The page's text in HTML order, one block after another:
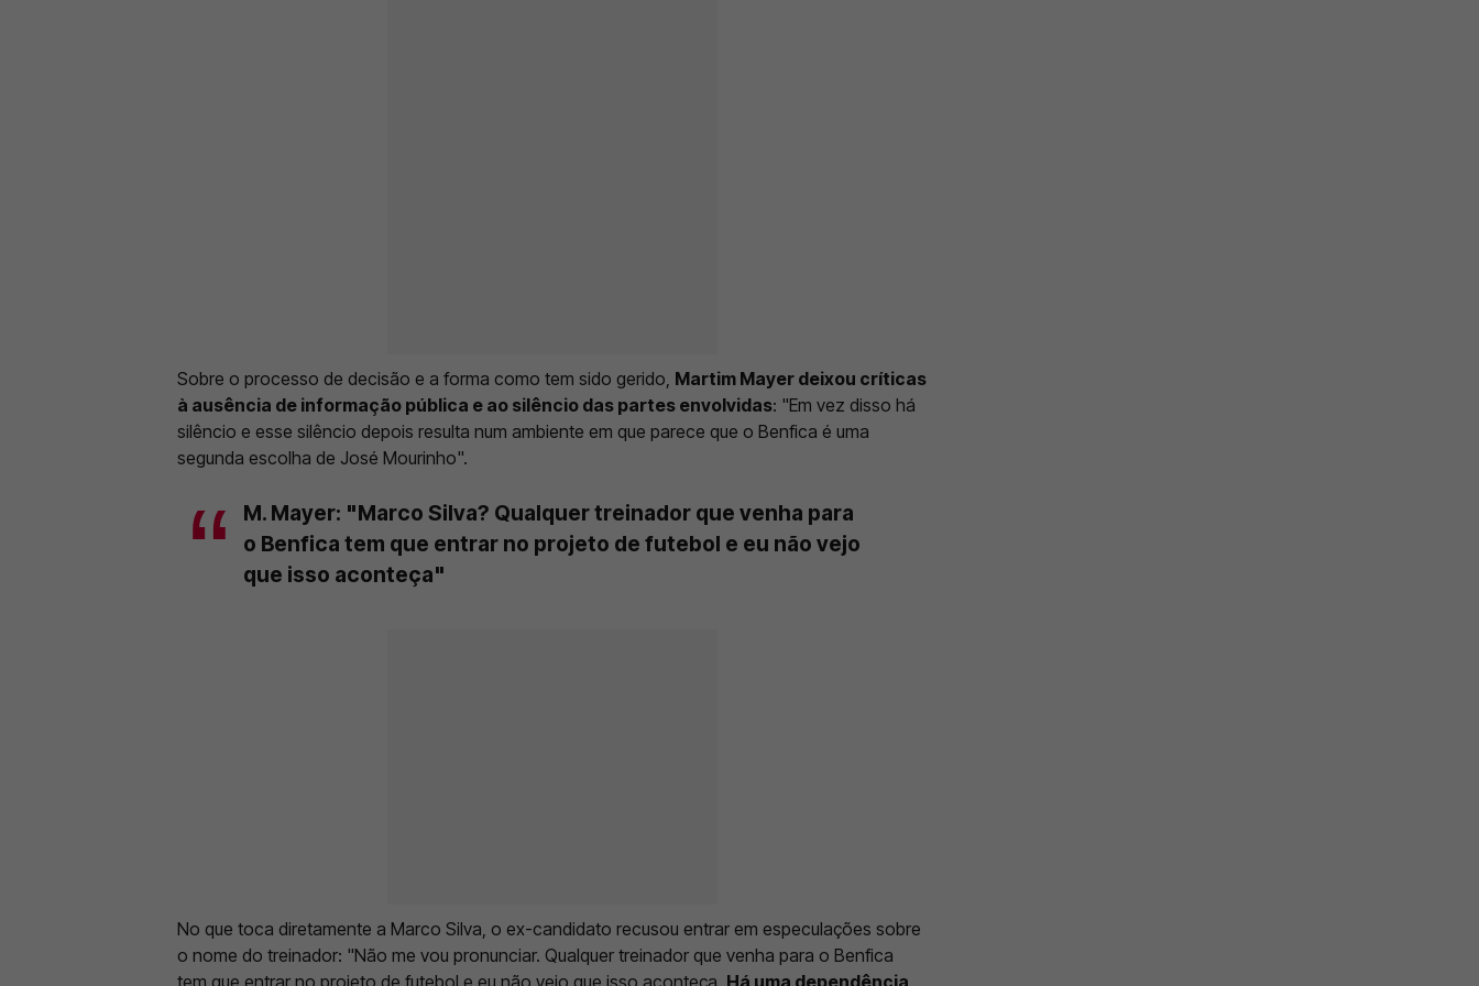
Sobre o processo de decisão e a forma como tem sido gerido, Martim Mayer deixou críticas
à ausência de informação pública e ao silêncio das partes envolvidas: "Em vez disso há
silêncio e esse silêncio depois resulta num ambiente em que parece que o Benfica é uma
segunda escolha de José Mourinho".
M. Mayer: "Marco Silva? Qualquer treinador que venha para
o Benfica tem que entrar no projeto de futebol e eu não vejo
que isso aconteça"
No que toca diretamente a Marco Silva, o ex-candidato recusou entrar em especulações sobre
o nome do treinador: "Não me vou pronunciar. Qualquer treinador que venha para o Benfica
tem que entrar no projeto de futebol e eu não vejo que isso aconteça. Há uma dependência